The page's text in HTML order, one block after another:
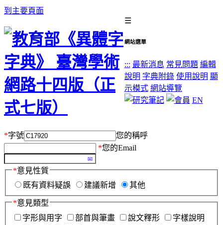
到主要頁面
☰
網站選單
::: 最新消息 常見問題 編輯
說明 字典附錄 使用說明 顯
示模式 網站導覽
EN
*字號
您的稱呼
*您的Email
*意見性質
既有資料疑誤
建議新增 其他
*意見類型
字形與用字
部首與筆畫 說文釋形
字樣說明